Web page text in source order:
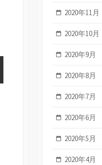
2020年11月
2020年10月
2020年9月
2020年8月
2020年7月
2020年6月
2020年5月
2020年4月